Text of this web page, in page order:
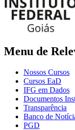
Menu de
Nossos Cursos
Cursos EaD
IFG em Dados
Documentos
Transparência
Banco de
PGD